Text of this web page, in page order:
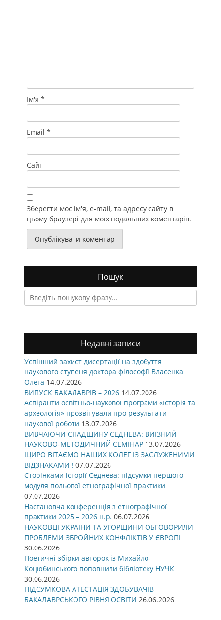
Ім'я *
Email *
Сайт
Зберегти моє ім'я, e-mail, та адресу сайту в
цьому браузері для моїх подальших коментарів.
Пошук
Search
for:
Недавні записи
Успішний захист дисертації на здобуття
наукового ступеня доктора філософії Власенка
Олега 14.07.2026
ВИПУСК БАКАЛАВРІВ – 2026 14.07.2026
Аспіранти освітньо-наукової програми «Історія та
археологія» прозвітували про результати
наукової роботи 13.07.2026
ВИВЧАЮЧИ СПАДЩИНУ СЕДНЕВА: ВИЇЗНИЙ
НАУКОВО-МЕТОДИЧНИЙ СЕМІНАР 13.07.2026
ЩИРО ВІТАЄМО НАШИХ КОЛЕГ ІЗ ЗАСЛУЖЕНИМИ
ВІДЗНАКАМИ ! 07.07.2026
Сторінками історії Седнева: підсумки першого
модуля польової етнографічної практики
07.07.2026
Настановча конференція з етнографічної
практики 2025 – 2026 н.р. 06.07.2026
НАУКОВЦІ УКРАЇНИ ТА УГОРЩИНИ ОБГОВОРИЛИ
ПРОБЛЕМИ ЗБРОЙНИХ КОНФЛІКТІВ У ЄВРОПІ
30.06.2026
Поетичні збірки авторок із Михайло-
Коцюбинського поповнили бібліотеку НУЧК
30.06.2026
ПІДСУМКОВА АТЕСТАЦІЯ ЗДОБУВАЧІВ
БАКАЛАВРСЬКОГО РІВНЯ ОСВІТИ 26.06.2026